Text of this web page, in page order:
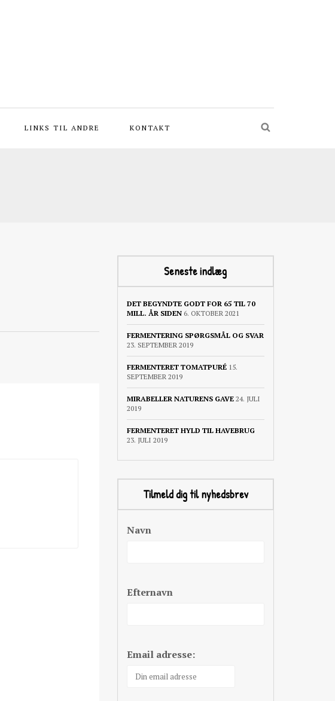
LINKS TIL ANDRE KONTAKT
Seneste indlæg
DET BEGYNDTE GODT FOR 65 TIL 70
MILL. ÅR SIDEN 6. OKTOBER 2021
FERMENTERING SPØRGSMÅL OG SVAR
23. SEPTEMBER 2019
FERMENTERET TOMATPURÉ 15.
SEPTEMBER 2019
MIRABELLER NATURENS GAVE 24. JULI
2019
FERMENTERET HYLD TIL HAVEBRUG
23. JULI 2019
Tilmeld dig til nyhedsbrev
Navn
Efternavn
Email adresse: